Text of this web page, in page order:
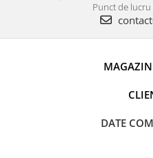
Punct de lucru
DATE